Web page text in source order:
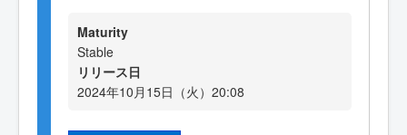
Maturity
Stable
リリース日
2024年10月15日（火）20:08